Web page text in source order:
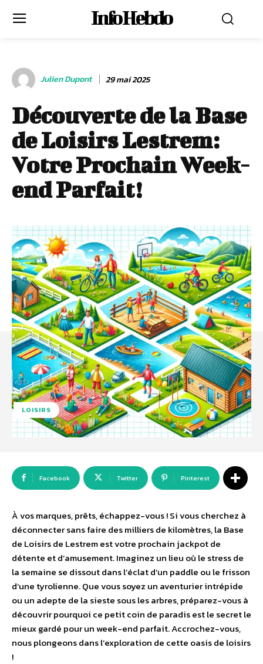
Info Hebdo
Julien Dupont 29 mai 2025
Découverte de la Base
de Loisirs Lestrem:
Votre Prochain Week-
end Parfait!
LOISIRS
Facebook Twitter Pinterest
À vos marques, prêts, échappez-vous ! Si vous cherchez à
déconnecter sans faire des milliers de kilomètres, la Base
de Loisirs de Lestrem est votre prochain jackpot de
détente et d’amusement. Imaginez un lieu où le stress de
la semaine se dissout dans l’éclat d’un paddle ou le frisson
d’une tyrolienne. Que vous soyez un aventurier intrépide
ou un adepte de la sieste sous les arbres, préparez-vous à
découvrir pourquoi ce petit coin de paradis est le secret le
mieux gardé pour un week-end parfait. Accrochez-vous,
nous plongeons dans l’exploration de cette oasis de loisirs
!